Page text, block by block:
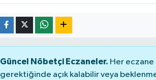
Güncel Nöbetçi Eczaneler. Her eczane
gerektiğinde açık kalabilir veya